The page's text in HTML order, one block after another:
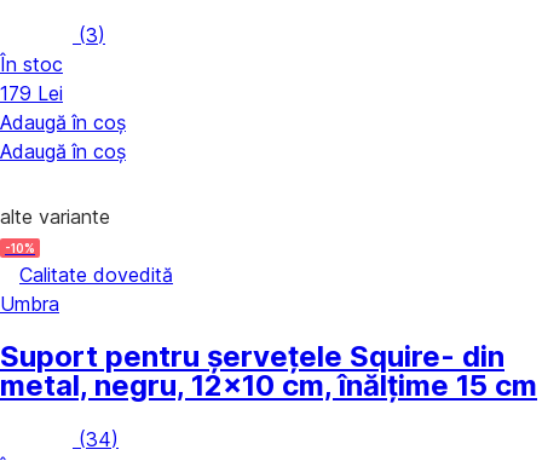
(3)
În stoc
179 Lei
Adaugă în coș
Adaugă în coș
alte variante
-10%
Calitate dovedită
Umbra
Suport pentru șervețele Squire- din
metal, negru, 12x10 cm, înălțime 15 cm
(34)